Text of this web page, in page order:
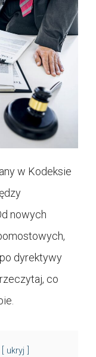
w Kodeksie
nowych
dyrektywy
co
ukryj